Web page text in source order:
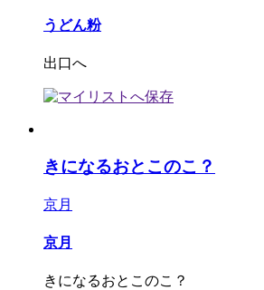
うどん粉
出口へ
きになるおとこのこ？
京月
京月
きになるおとこのこ？